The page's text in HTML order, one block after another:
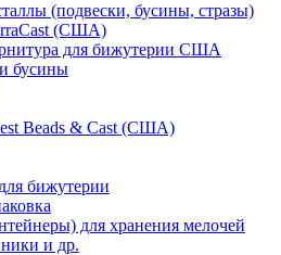
(подвески, бусины, стразы)
(США)
для бижутерии США
бусины
Beads & Cast (США)
бижутерии
для хранения мелочей
и др.